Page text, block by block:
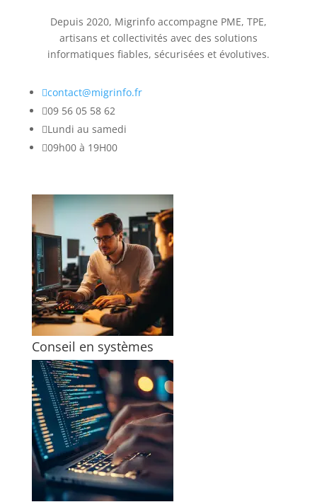
Depuis 2020, Migrinfo accompagne PME, TPE,
artisans et collectivités avec des solutions
informatiques fiables, sécurisées et évolutives.
contact@migrinfo.fr
09 56 05 58 62
Lundi au samedi
09h00 à 19H00
Conseil en systèmes